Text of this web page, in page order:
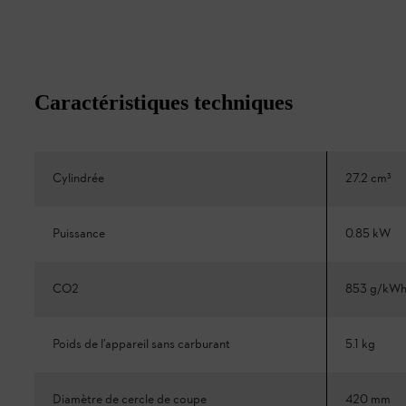
Caractéristiques techniques
Cylindrée 27.2 cm³
Puissance 0.85 kW
CO2 853 g/kWh
Poids de l’appareil sans carburant 5.1 kg
Diamètre de cercle de coupe 420 mm